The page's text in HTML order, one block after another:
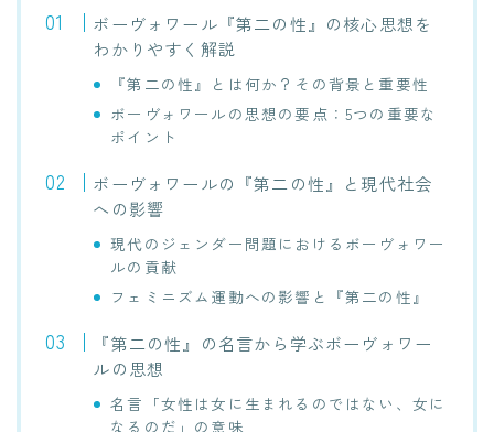
ボーヴォワール『第二の性』の核心思想を
わかりやすく解説
『第二の性』とは何か？その背景と重要性
ボーヴォワールの思想の要点：5つの重要な
ポイント
ボーヴォワールの『第二の性』と現代社会
への影響
現代のジェンダー問題におけるボーヴォワー
ルの貢献
フェミニズム運動への影響と『第二の性』
『第二の性』の名言から学ぶボーヴォワー
ルの思想
名言「女性は女に生まれるのではない、女に
なるのだ」の意味